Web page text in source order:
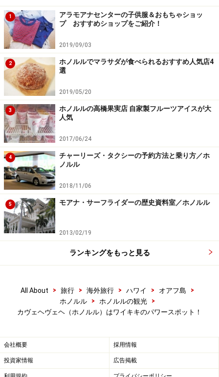
ワイキキにもう1つあるパワースポットが、ワイキキで
最も賑やかなクヒオ・ビーチのワイキキビーチ交番脇。
ここにある柵に囲まれた4つの岩が「魔法使いの岩」で
す。
16世紀頃、タヒチから4人のカフナがハワイを訪れ、
次々と病気の人々を祈祷で治療しました。やがて、ハワ
イを去る日が近づくと、人々の心の支えとして4つの大
きな石に自分たちのマナを注ぎ込み、ハワイを旅立った
という伝説があるのです。今も万病を治す魔法の岩とし
て、人々がレイを供え祈りを捧げています。
＜DATA＞
■Kawehewehe（カヴェヘヴェヘ）
アクセス：ワイキキ西側、ハレクラニとアウトリガー・
リーフ間の公道を直進
■Wizard Stones of Kapaemahu（魔法使いの岩）
アクセス：ワイキキ・カラカウア通りの中央、ワイキキ
【関連記事】
場所
古代ハワイアンの魂が息づく世界三大パワースポッ
ト
1
アラモアナセンターの子供服＆おもちゃショッ
プ おすすめショップをご紹介！
2019/09/03
2
ホノルルでマラサダが食べられるおすすめ人気店4
選
2019/05/20
3
ホノルルの高橋果実店 自家製フルーツアイスが大
人気
2017/06/24
4
チャーリーズ・タクシーの予約方法と乗り方／ホ
ノルル
2018/11/06
5 モアナ・サーフライダーの歴史資料室／ホノルル
2013/02/19
ランキングをもっと見る
All About > 旅行 > 海外旅行 > ハワイ > オアフ島
>
ホノルル
> ホノルルの観光
>
カヴェヘヴェヘ（ホノルル）はワイキキのパワースポット！
会社概要 採用情報
投資家情報 広告掲載